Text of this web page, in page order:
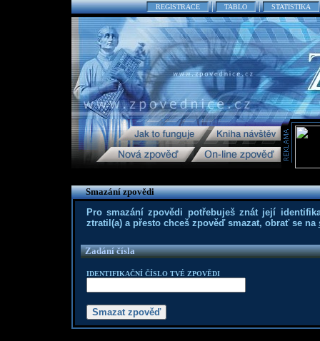
REGISTRACE TABLO STATISTIKA
Smazání zpovědi
Pro smazání zpovědi potřebuješ znát její
ztratil(a) a přesto chceš zpověď smazat, obrať se na
Zadání čísla
IDENTIFIKAČNÍ ČÍSLO TVÉ ZPOVĚDI